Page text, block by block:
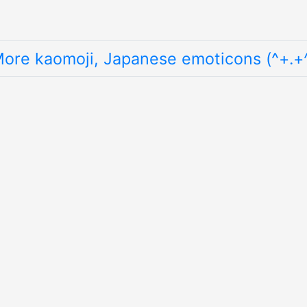
kaomoji, Japanese emoticons